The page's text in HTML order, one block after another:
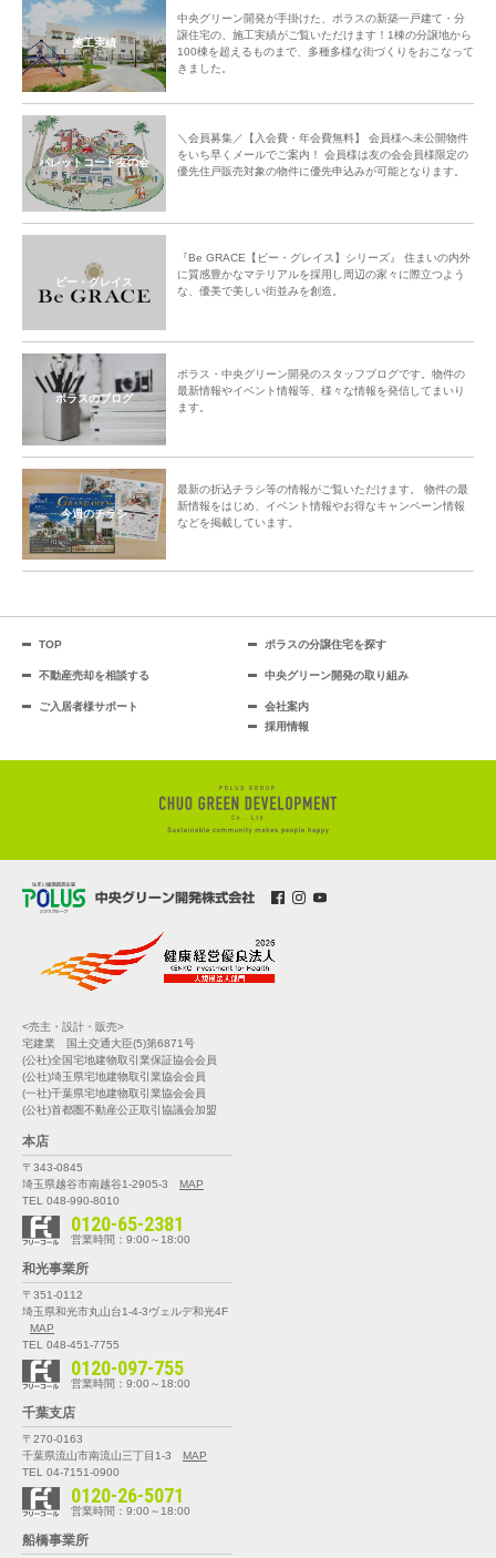
施工実績
中央グリーン開発が手掛けた、ポラスの新築一戸建て・分
譲住宅の、施工実績がご覧いただけます！1棟の分譲地から
100棟を超えるものまで、多種多様な街づくりをおこなって
きました。
パレットコート友の会
＼会員募集／【入会費・年会費無料】 会員様へ未公開物件
をいち早くメールでご案内！ 会員様は友の会会員様限定の
優先住戸販売対象の物件に優先申込みが可能となります。
ビー・グレイス
『Be GRACE【ビー・グレイス】シリーズ』 住まいの内外
に質感豊かなマテリアルを採用し周辺の家々に際立つよう
な、優美で美しい街並みを創造。
ポラスのブログ
ポラス・中央グリーン開発のスタッフブログです。物件の
最新情報やイベント情報等、様々な情報を発信してまいり
ます。
今週のチラシ
最新の折込チラシ等の情報がご覧いただけます。 物件の最
新情報をはじめ、イベント情報やお得なキャンペーン情報
などを掲載しています。
TOP ポラスの分譲住宅を探す
不動産売却を相談する 中央グリーン開発の取り組み
ご入居者様サポート
会社案内
採用情報
<売主・設計・販売>
宅建業 国土交通大臣(5)第6871号
(公社)全国宅地建物取引業保証協会会員
(公社)埼玉県宅地建物取引業協会会員
(一社)千葉県宅地建物取引業協会会員
(公社)首都圏不動産公正取引協議会加盟
本店
〒343-0845
埼玉県越谷市南越谷1-2905-3
MAP
TEL 048-990-8010
0120-65-2381
営業時間：9:00～18:00
和光事業所
〒351-0112
埼玉県和光市丸山台1-4-3ヴェルデ和光4F
MAP
TEL 048-451-7755
0120-097-755
営業時間：9:00～18:00
千葉支店
〒270-0163
千葉県流山市南流山三丁目1-3
MAP
TEL 04-7151-0900
0120-26-5071
営業時間：9:00～18:00
船橋事業所